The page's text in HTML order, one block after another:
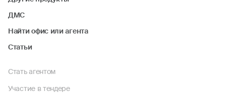
ДМС
Найти офис или агента
Статьи
Стать агентом
Участие в тендере